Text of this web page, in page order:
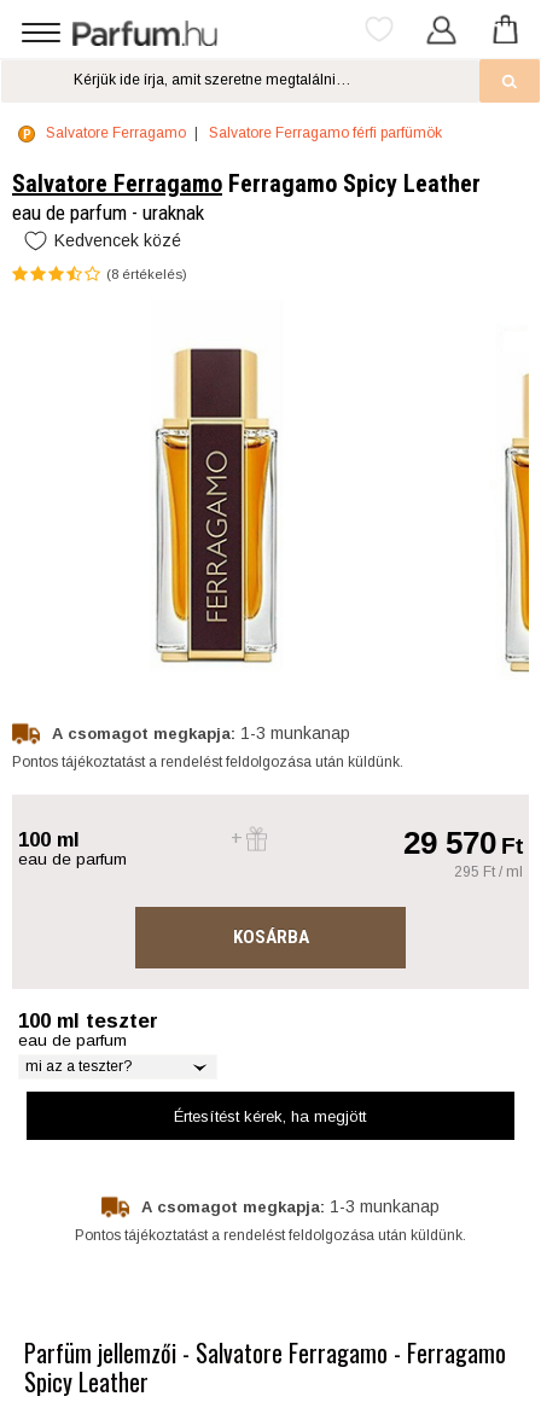
Salvatore Ferragamo Salvatore Ferragamo férfi parfümök
Salvatore Ferragamo Ferragamo Spicy Leather
eau de parfum - uraknak
Kedvencek közé
(8 értékelés)
A csomagot megkapja: 1-3 munkanap
Pontos tájékoztatást a rendelést feldolgozása után küldünk.
100 ml
eau de parfum 29 570Ft
295 Ft / ml
KOSÁRBA
100 ml teszter
eau de parfum
mi az a teszter?
Értesítést kérek , ha megjött
A csomagot megkapja: 1-3 munkanap
Pontos tájékoztatást a rendelést feldolgozása után küldünk.
Parfüm jellemzői - Salvatore Ferragamo - Ferragamo
Spicy Leather